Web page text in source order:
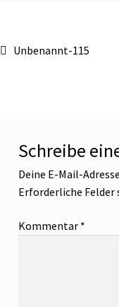
Unbenannt-115
Schreibe
Deine E-Mail-
Erforderliche Felder
Kommentar *